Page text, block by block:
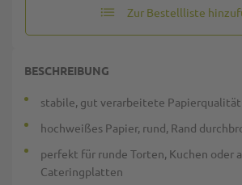
Zur Bestellliste
BESCHREIBUNG
stabile, gut verarbeitete Papierqualität
hochweißes Papier, rund, Rand
perfekt für runde Torten, Kuchen oder
Cateringplatten